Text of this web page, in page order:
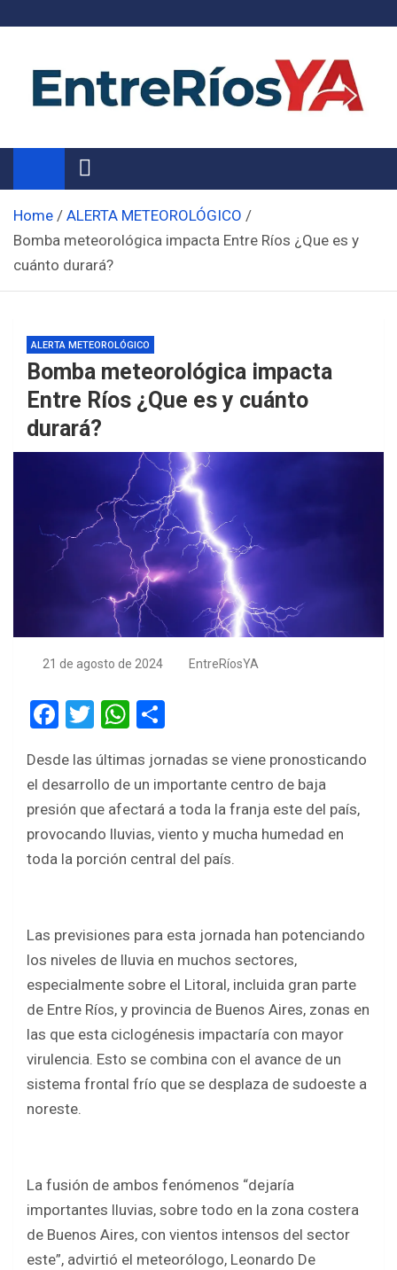
Noticias de Entre Ríos
Información de toda la provincia ahora
Home
ALERTA METEOROLÓGICO
Bomba meteorológica impacta Entre Ríos ¿Que es y
cuánto durará?
ALERTA METEOROLÓGICO
Bomba meteorológica impacta
Entre Ríos ¿Que es y cuánto
durará?
21 de agosto de 2024 EntreRíosYA
F
ce
b
o
o
T
tt
er
W
at
s
A
p
ar
e
Desde las últimas jornadas se viene pronosticando
el desarrollo de un importante centro de baja
presión que afectará a toda la franja este del país,
provocando lluvias, viento y mucha humedad en
toda la porción central del país.
Las previsiones para esta jornada han potenciando
los niveles de lluvia en muchos sectores,
especialmente sobre el Litoral, incluida gran parte
de Entre Ríos, y provincia de Buenos Aires, zonas en
las que esta ciclogénesis impactaría con mayor
virulencia. Esto se combina con el avance de un
sistema frontal frío que se desplaza de sudoeste a
noreste.
La fusión de ambos fenómenos “dejaría
importantes lluvias, sobre todo en la zona costera
de Buenos Aires, con vientos intensos del sector
este”, advirtió el meteorólogo, Leonardo De